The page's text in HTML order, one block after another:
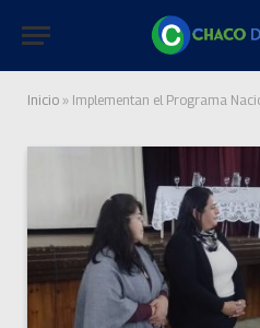
Inicio » Implementan el Programa Nacional de